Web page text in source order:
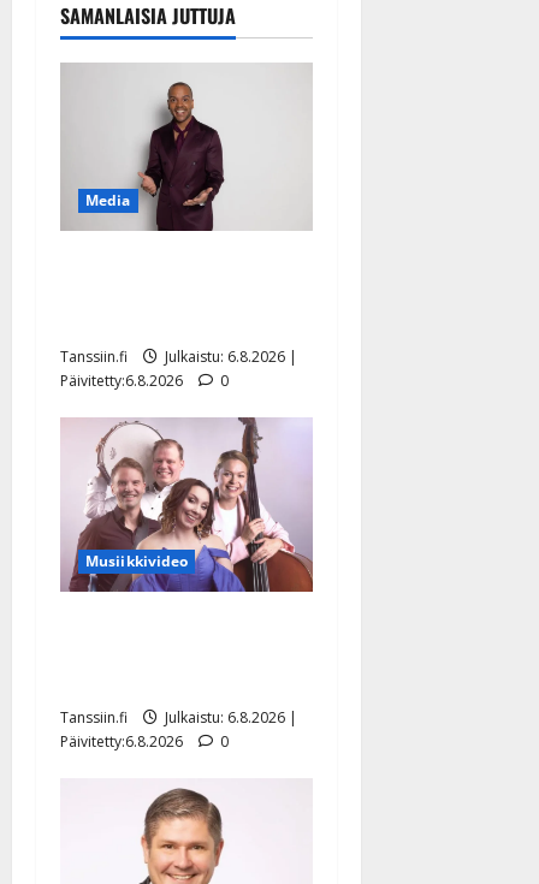
SAMANLAISIA JUTTUJA
Media
Tanssiin.fi
Julkaistu: 6.8.2026 |
Päivitetty:6.8.2026
0
Musiikkivideo
Tanssiin.fi
Julkaistu: 6.8.2026 |
Päivitetty:6.8.2026
0